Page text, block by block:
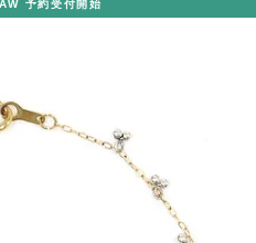
予約受付開始